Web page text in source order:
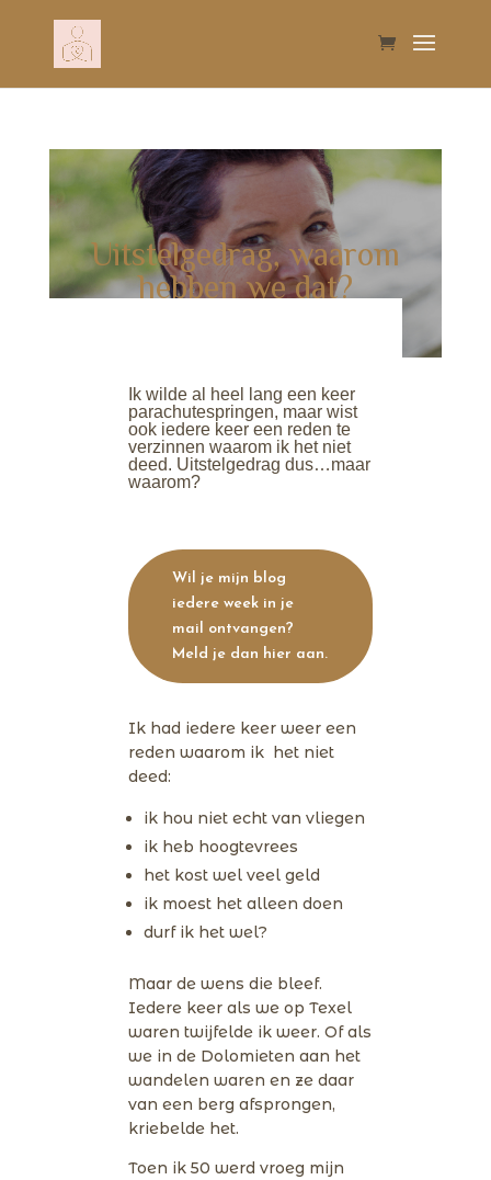
Uitstelgedrag, waarom
hebben we dat?
Ik wilde al heel lang een keer
parachutespringen, maar wist
ook iedere keer een reden te
verzinnen waarom ik het niet
deed. Uitstelgedrag dus…maar
waarom?
Wil je mijn blog
iedere week in je
mail ontvangen?
Meld je dan hier aan.
Ik had iedere keer weer een
reden waarom ik het niet
deed:
ik hou niet echt van vliegen
ik heb hoogtevrees
het kost wel veel geld
ik moest het alleen doen
durf ik het wel?
Maar de wens die bleef.
Iedere keer als we op Texel
waren twijfelde ik weer. Of als
we in de Dolomieten aan het
wandelen waren en ze daar
van een berg afsprongen,
kriebelde het.
Toen ik 50 werd vroeg mijn